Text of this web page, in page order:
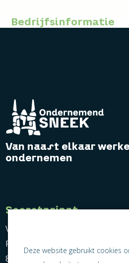
Bedrijfsinformatie
Van naast elkaar
ondernemen
Secretariaat
Vereniging Ondernemend Sneek
Postbus 464
8600 AL Sneek
Deze website gebruikt cookies